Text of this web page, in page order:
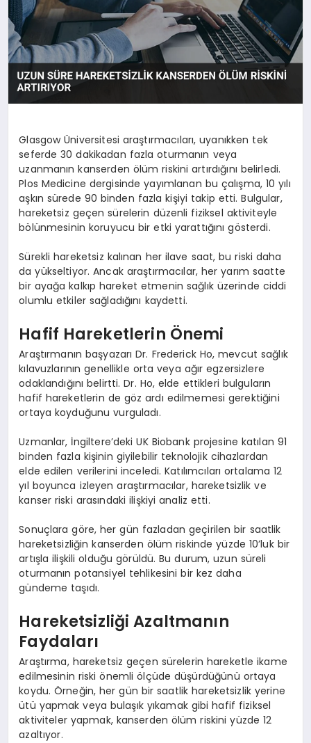
Glasgow Üniversitesi araştırmacıları, uyanıkken tek
seferde 30 dakikadan fazla oturmanın veya
uzanmanın kanserden ölüm riskini artırdığını belirledi.
Plos Medicine dergisinde yayımlanan bu çalışma, 10 yılı
aşkın sürede 90 binden fazla kişiyi takip etti. Bulgular,
hareketsiz geçen sürelerin düzenli fiziksel aktiviteyle
bölünmesinin koruyucu bir etki yarattığını gösterdi.
Sürekli hareketsiz kalınan her ilave saat, bu riski daha
da yükseltiyor. Ancak araştırmacılar, her yarım saatte
bir ayağa kalkıp hareket etmenin sağlık üzerinde ciddi
olumlu etkiler sağladığını kaydetti.
Hafif Hareketlerin Önemi
Araştırmanın başyazarı Dr. Frederick Ho, mevcut sağlık
kılavuzlarının genellikle orta veya ağır egzersizlere
odaklandığını belirtti. Dr. Ho, elde ettikleri bulguların
hafif hareketlerin de göz ardı edilmemesi gerektiğini
ortaya koyduğunu vurguladı.
Uzmanlar, İngiltere’deki UK Biobank projesine katılan 91
binden fazla kişinin giyilebilir teknolojik cihazlardan
elde edilen verilerini inceledi. Katılımcıları ortalama 12
yıl boyunca izleyen araştırmacılar, hareketsizlik ve
kanser riski arasındaki ilişkiyi analiz etti.
Sonuçlara göre, her gün fazladan geçirilen bir saatlik
hareketsizliğin kanserden ölüm riskinde yüzde 10’luk bir
artışla ilişkili olduğu görüldü. Bu durum, uzun süreli
oturmanın potansiyel tehlikesini bir kez daha
gündeme taşıdı.
Hareketsizliği Azaltmanın
Faydaları
Araştırma, hareketsiz geçen sürelerin hareketle ikame
edilmesinin riski önemli ölçüde düşürdüğünü ortaya
koydu. Örneğin, her gün bir saatlik hareketsizlik yerine
ütü yapmak veya bulaşık yıkamak gibi hafif fiziksel
aktiviteler yapmak, kanserden ölüm riskini yüzde 12
azaltıyor.